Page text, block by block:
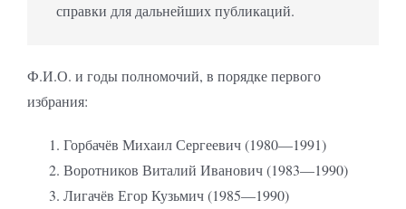
справки для дальнейших публикаций.
Ф.И.О. и годы полномочий, в порядке первого
избрания:
Горбачёв Михаил Сергеевич (1980—1991)
Воротников Виталий Иванович (1983—1990)
Лигачёв Егор Кузьмич (1985—1990)